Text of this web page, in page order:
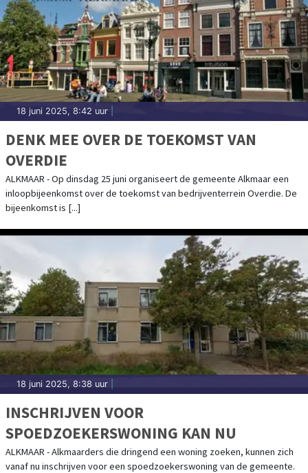
18 juni 2025, 8:42 uur
DENK MEE OVER DE TOEKOMST VAN
OVERDIE
ALKMAAR - Op dinsdag 25 juni organiseert de gemeente Alkmaar een
inloopbijeenkomst over de toekomst van bedrijventerrein Overdie. De
bijeenkomst is [...]
18 juni 2025, 8:38 uur
INSCHRIJVEN VOOR
SPOEDZOEKERSWONING KAN NU
ALKMAAR - Alkmaarders die dringend een woning zoeken, kunnen zich
vanaf nu inschrijven voor een spoedzoekerswoning van de gemeente.